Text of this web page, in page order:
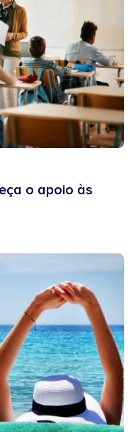
o apoio às